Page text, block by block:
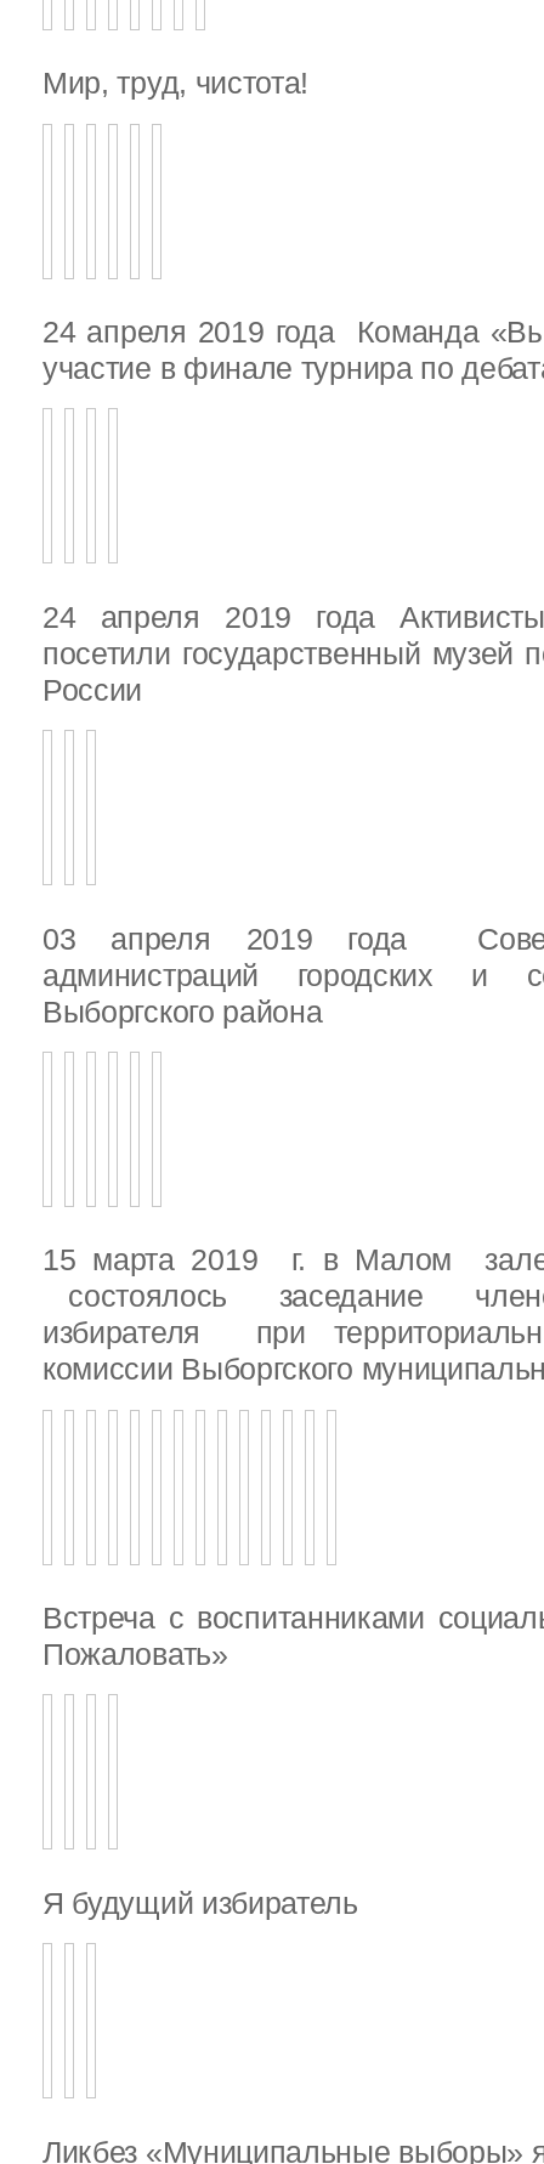
Мир, труд, чистота!
24 апреля 2019 года Команда
участие в финале турнира по
24 апреля 2019 года
посетили государственный музей
России
03 апреля 2019 года
администраций городских и
Выборгского района
15 марта 2019 г. в Малом
состоялось заседание
избирателя при
комиссии Выборгского
Встреча с воспитанниками
Пожаловать»
Я будущий избиратель
Ликбез «Муниципальные выборы»